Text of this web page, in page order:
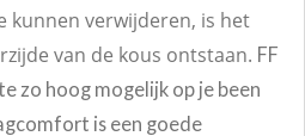
kunnen verwijderen, is het
van de kous ontstaan. FF
zo hoog mogelijk op je been
is een goede